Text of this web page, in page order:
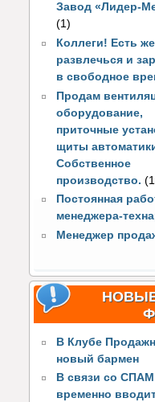
Завод «Лидер-
(1)
Коллеги! Есть
развлечься и
в свободное
Продам
оборудование,
приточные
щиты
Собственное
производство.
Постоянная
менеджера-
Менеджер
В Клубе
новый бармен
В связи со СПАМ
временно